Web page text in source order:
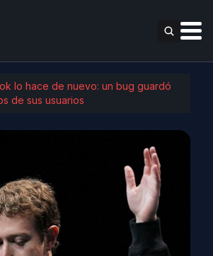
lo hace de nuevo: un bug guardó
de sus usuarios